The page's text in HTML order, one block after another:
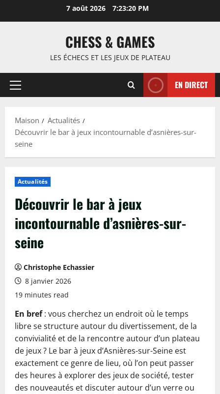
7 août 2026 7:23:21 PM
CHESS & GAMES
LES ÉCHECS ET LES JEUX DE PLATEAU
Menu
EN DIRECT
Maison
Actualités
Découvrir le bar à jeux incontournable d’asnières-sur-
seine
Actualités
Découvrir le bar à jeux
incontournable d’asnières-sur-
seine
Christophe Echassier
8 janvier 2026
19 minutes read
En bref: vous cherchez un endroit où le temps
libre se structure autour du divertissement, de la
convivialité et de la rencontre autour d’un plateau
de jeux ? Le bar à jeux d’Asnières-sur-Seine est
exactement ce genre de lieu, où l’on peut passer
des heures à explorer des jeux de société, tester
des nouveautés et discuter autour d’un verre ou